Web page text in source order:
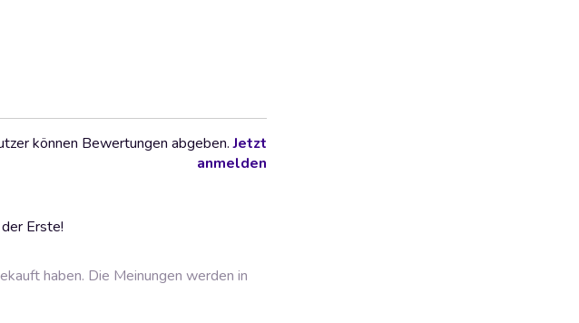
Erste!
können Bewertungen abgeben.Jetzt
anmelden
haben. Die Meinungen werden in